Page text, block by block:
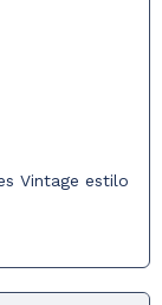
Vintage estilo